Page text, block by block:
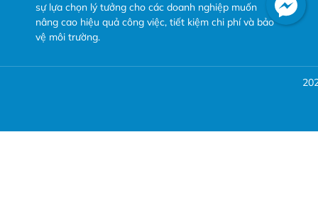
sự lựa chọn lý tưởng cho các doanh nghiệp muốn
nâng cao hiệu quả công việc, tiết kiệm chi phí và bảo
vệ môi trường.